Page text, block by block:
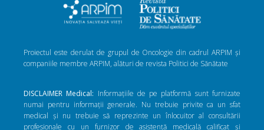
Proiectul este derulat de grupul de Oncologie din cadrul ARPIM și
companiile membre ARPIM, alături de revista Politici de Sănătate
DISCLAIMER Medical: Informațiile de pe platformă sunt furnizate
numai pentru informații generale. Nu trebuie privite ca un sfat
medical și nu trebuie să reprezinte un înlocuitor al consultării
profesionale cu un furnizor de asistență medicală calificat și